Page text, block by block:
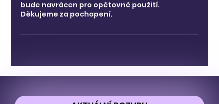
bude navrácen pro opětovné použití.
Děkujeme za pochopení.